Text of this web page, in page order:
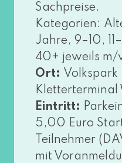
Sachpreise.
Kategorien:
Jahre, 9–10,
40+ jeweils m/
Ort: Volkspark
Kletterterminal
Eintritt:
5,00 Euro
Teilnehmer
mit